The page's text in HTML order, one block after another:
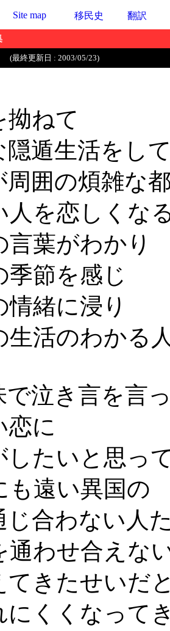
Site map 移民史 翻訳
(最終更新日 : 2003/05/23)
拗ねて
隠遁生活をし
周囲の煩雑な
人を恋しくな
言葉がわかり
季節を感じ
情緒に浸り
生活のわかる
で泣き言を言
恋に
したいと思っ
も遠い異国の
じ合わない人
通わせ合えな
てきたせいだ
にくくなって